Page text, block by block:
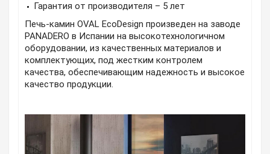
Гарантия от производителя – 5 лет
Печь-камин OVAL EcoDesign произведен на заводе
PANADERO в Испании на высокотехнологичном
оборудовании, из качественных материалов и
комплектующих, под жестким контролем
качества, обеспечивающим надежность и высокое
качество продукции.